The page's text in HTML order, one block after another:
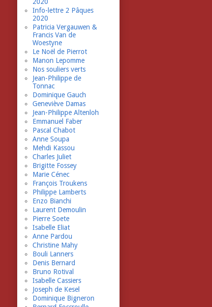
2020
Info-lettre 2 Pâques
2020
Patricia Vergauwen &
Francis Van de
Woestyne
Le Noël de Pierrot
Manon Lepomme
Nos souliers verts
Jean-Philippe de
Tonnac
Dominique Gauch
Geneviève Damas
Jean-Philippe Altenloh
Emmanuel Faber
Pascal Chabot
Anne Soupa
Mehdi Kassou
Charles Juliet
Brigitte Fossey
Marie Cénec
François Troukens
Philippe Lamberts
Enzo Bianchi
Laurent Demoulin
Pierre Soete
Isabelle Eliat
Anne Pardou
Christine Mahy
Bouli Lanners
Denis Bernard
Bruno Rotival
Isabelle Cassiers
Joseph de Kesel
Dominique Bigneron